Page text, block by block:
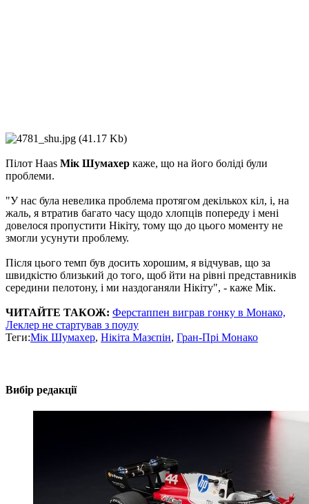
Пілот Haas Мік Шумахер каже, що на його боліді були
проблеми.
"У нас була невелика проблема протягом декількох кіл, і, на
жаль, я втратив багато часу щодо хлопців попереду і мені
довелося пропустити Нікіту, тому що до цього моменту не
змогли усунути проблему.
Після цього темп був досить хорошим, я відчував, що за
швидкістю близький до того, щоб йти на рівні представників
середини пелотону, і ми наздоганяли Нікіту", - каже Мік.
ЧИТАЙТЕ ТАКОЖ: Ферстаппен виграв гонку в Монако,
Леклер не стартував з поулу
Теги:Мік Шумахер, Нікіта Мазєпін, Гран-Прі Монако
Вибір редакції